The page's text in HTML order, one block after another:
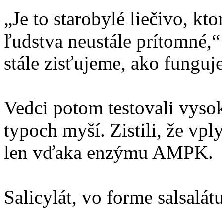
„Je to starobylé liečivo,
ľudstva neustále
stále zisťujeme, ako
Vedci potom testovali
typoch myší. Zistili, že
len vďaka enzýmu AMPK.
Salicylát, vo forme